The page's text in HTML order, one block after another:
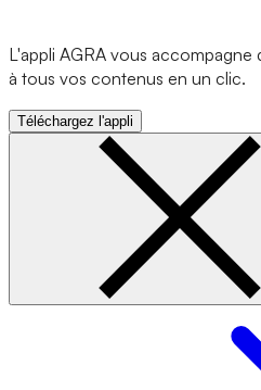
L'appli AGRA vous
à tous vos contenus en un clic.
Téléchargez l'appli